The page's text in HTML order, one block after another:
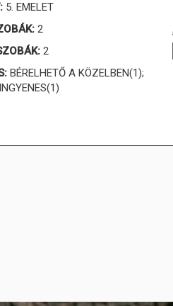
5. EMELET
2
2
BÉRELHETŐ A KÖZELBEN(1);